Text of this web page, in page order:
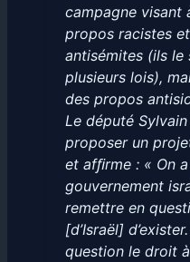
campagne visant
propos racistes
antisémites (ils le
plusieurs lois),
des propos
Le député
proposer un
et afﬁrme : « On
gouvernement
remettre en
[d’Israël]
question le droit